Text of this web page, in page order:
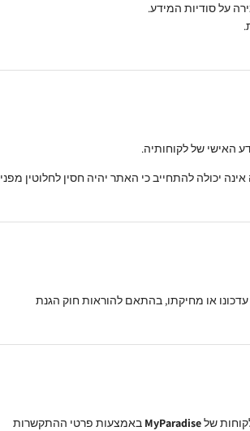
על סודיות המידע.
האישי של לקוחותיה.
יכולה להתחייב כי האתר יהיה חסין לחלוטין מפני
או מחיקתו, בהתאם להוראות חוק הגנת
שלMyParadise באמצעות פרטי ההתקשרות